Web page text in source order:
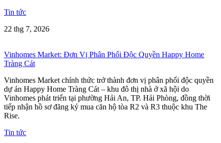
Tin tức
22 thg 7, 2026
Vinhomes Market: Đơn Vị Phân Phối Độc Quyền Happy Home
Tràng Cát
Vinhomes Market chính thức trở thành đơn vị phân phối độc quyền
dự án Happy Home Tràng Cát – khu đô thị nhà ở xã hội do
Vinhomes phát triển tại phường Hải An, TP. Hải Phòng, đồng thời
tiếp nhận hồ sơ đăng ký mua căn hộ tòa R2 và R3 thuộc khu The
Rise.
Tin tức